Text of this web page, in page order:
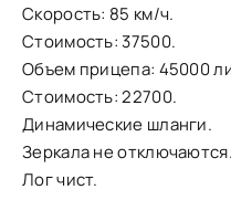
Скорость: 85 км/ч.
Стоимость: 37500.
Объем прицепа: 45000
Стоимость: 22700.
Динамические шланги.
Зеркала не отключаются.
Лог чист.